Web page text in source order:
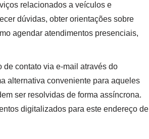
relacionados a veículos e
dúvidas, obter orientações sobre
agendar atendimentos presenciais,
contato via e-mail através do
alternativa conveniente para aqueles
ser resolvidas de forma assíncrona.
digitalizados para este endereço de